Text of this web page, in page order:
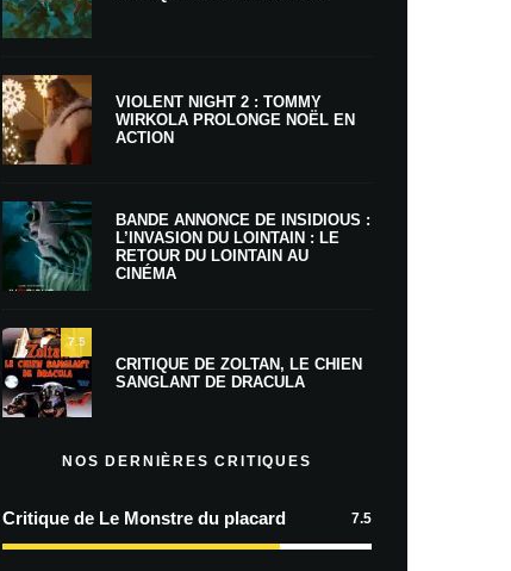
VIOLENT NIGHT 2 : TOMMY
WIRKOLA PROLONGE NOËL EN
ACTION
BANDE ANNONCE DE INSIDIOUS :
L’INVASION DU LOINTAIN : LE
RETOUR DU LOINTAIN AU
CINÉMA
7.5
CRITIQUE DE ZOLTAN, LE CHIEN
SANGLANT DE DRACULA
NOS DERNIÈRES CRITIQUES
Critique de Le Monstre du placard 7.5